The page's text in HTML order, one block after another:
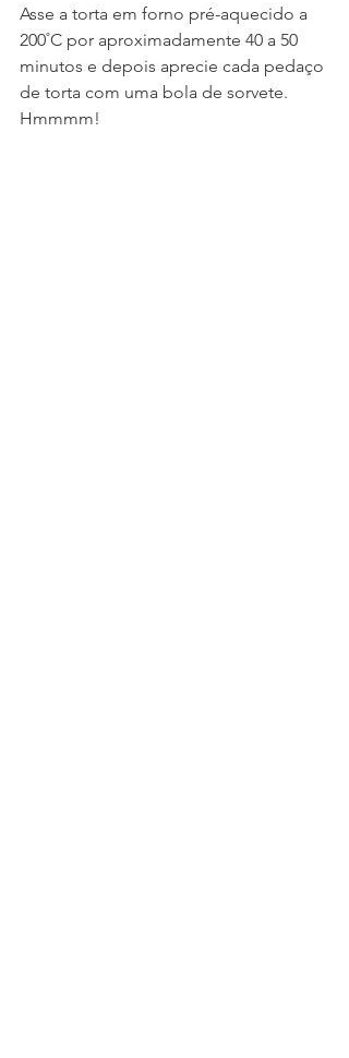
Asse a torta em forno pré-aquecido a
200˚C por aproximadamente 40 a 50
minutos e depois aprecie cada pedaço
de torta com uma bola de sorvete.
Hmmmm!